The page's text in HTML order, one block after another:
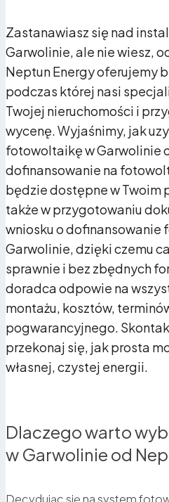
Zastanawiasz się nad
Garwolinie, ale nie wiesz,
Neptun Energy oferujemy
podczas której nasi
Twojej nieruchomości i
wycenę. Wyjaśnimy, jak
fotowoltaikę w Garwolinie
dofinansowanie na
będzie dostępne w Twoim
także w przygotowaniu
wniosku o dofinansowanie
Garwolinie, dzięki czemu
sprawnie i bez zbędnych
doradca odpowie na
montażu, kosztów,
pogwarancyjnego.
przekonaj się, jak prosta
własnej, czystej energii.
Dlaczego warto
w Garwolinie od
Decydując się na system